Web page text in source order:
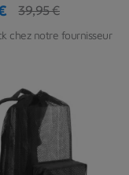
39,95 €
chez notre fournisseur